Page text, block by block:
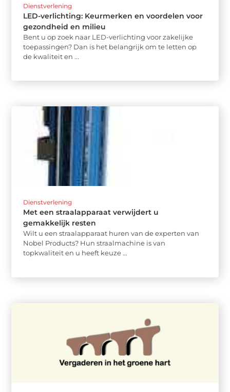
Dienstverlening
LED-verlichting: Keurmerken en voordelen voor
gezondheid en milieu
Bent u op zoek naar LED-verlichting voor zakelijke
toepassingen? Dan is het belangrijk om te letten op
de kwaliteit en ...
Dienstverlening
Met een straalapparaat verwijdert u
gemakkelijk resten
Wilt u een straalapparaat huren van de experten van
Nobel Products? Hun straalmachine is van
topkwaliteit en u heeft keuze ...